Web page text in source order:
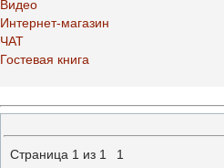
Видео
Интернет-магазин
ЧАТ
Гостевая книга
Страница 1 из 1 1